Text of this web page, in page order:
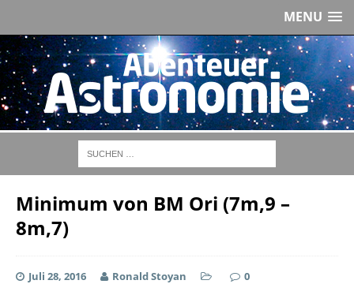
MENU
Minimum von BM Ori (7m,9 –
8m,7)
Juli 28, 2016 Ronald Stoyan 0